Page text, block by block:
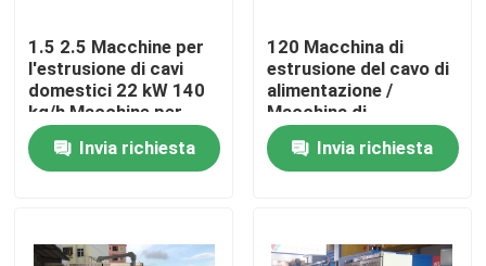
Casa.
1.5 2.5 Macchine per
l'estrusione di cavi
domestici 22 kW 140
kg/h Macchine per
l'estrusione di fili
Invia richiesta
120 Macchina di
estrusione del cavo di
alimentazione /
Macchina di
estrusione industriale
Invia richiesta